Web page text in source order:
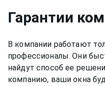
Гарантии
В компании работают
профессионалы. Они
найдут способ ее
компанию, ваши окна